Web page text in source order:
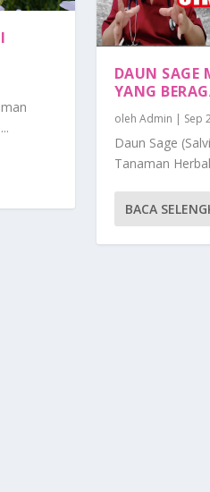
DAUN SAGE
YANG
oleh Admin | Sep
Daun Sage
Tanaman
BACA